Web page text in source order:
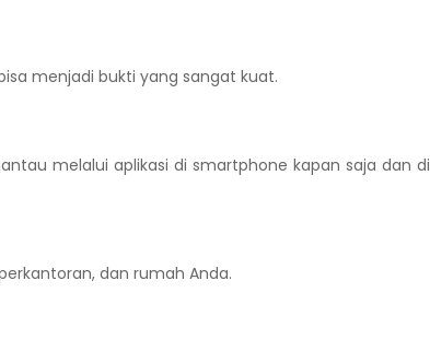
menjadi bukti yang sangat kuat.
melalui aplikasi di smartphone kapan saja dan di
dan rumah Anda.